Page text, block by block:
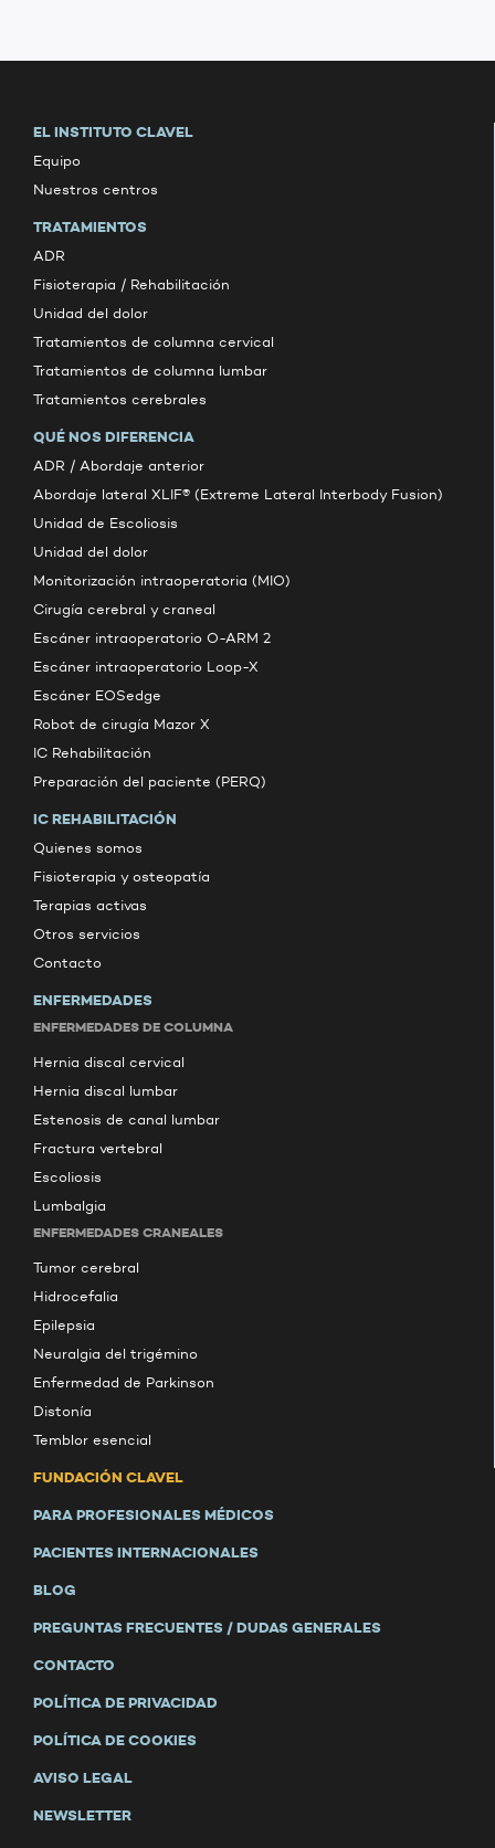
EL INSTITUTO CLAVEL
Equipo
Nuestros centros
TRATAMIENTOS
ADR
Fisioterapia / Rehabilitación
Unidad del dolor
Tratamientos de columna cervical
Tratamientos de columna lumbar
Tratamientos cerebrales
QUÉ NOS DIFERENCIA
ADR / Abordaje anterior
Abordaje lateral XLIF® (Extreme Lateral Interbody Fusion)
Unidad de Escoliosis
Unidad del dolor
Monitorización intraoperatoria (MIO)
Cirugía cerebral y craneal
Escáner intraoperatorio O-ARM 2
Escáner intraoperatorio Loop-X
Escáner EOSedge
Robot de cirugía Mazor X
IC Rehabilitación
Preparación del paciente (PERQ)
IC REHABILITACIÓN
Quienes somos
Fisioterapia y osteopatía
Terapias activas
Otros servicios
Contacto
ENFERMEDADES
ENFERMEDADES DE COLUMNA
Hernia discal cervical
Hernia discal lumbar
Estenosis de canal lumbar
Fractura vertebral
Escoliosis
Lumbalgia
ENFERMEDADES CRANEALES
Tumor cerebral
Hidrocefalia
Epilepsia
Neuralgia del trigémino
Enfermedad de Parkinson
Distonía
Temblor esencial
FUNDACIÓN CLAVEL
PARA PROFESIONALES MÉDICOS
PACIENTES INTERNACIONALES
BLOG
PREGUNTAS FRECUENTES / DUDAS GENERALES
CONTACTO
POLÍTICA DE PRIVACIDAD
POLÍTICA DE COOKIES
AVISO LEGAL
NEWSLETTER